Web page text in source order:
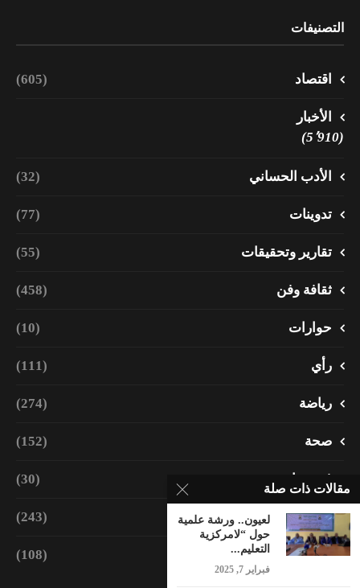
التصنيفات
اقتصاد (605)
الأخبار
(5٬910)
الأدب الحساني (32)
تدوينات (77)
تقارير وتحقيقات (55)
ثقافة وفن (458)
حوارات (10)
رأي (111)
رياضة (274)
صحة (152)
فيديوهات (30)
مجتمع (243)
منوعات (108)
مقالات ذات صلة
لعيون.. ورشة علمية
حول “لامركزية
التعليم...
فبراير 7, 2025